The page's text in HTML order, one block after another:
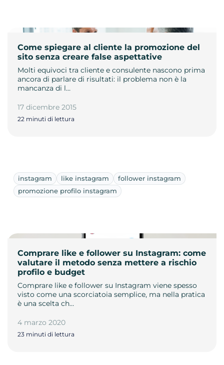
Come spiegare al cliente la promozione del
sito senza creare false aspettative
Molti equivoci tra cliente e consulente nascono prima
ancora di parlare di risultati: il problema non è la
mancanza di l…
17 dicembre 2015
22 minuti di lettura
instagram like instagram
follower instagram
promozione profilo instagram
Comprare like e follower su Instagram: come
valutare il metodo senza mettere a rischio
profilo e budget
Comprare like e follower su Instagram viene spesso
visto come una scorciatoia semplice, ma nella pratica
è una scelta ch…
4 marzo 2020
23 minuti di lettura